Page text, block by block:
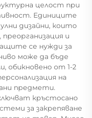
целост при
Единиците
дизайни, които
и
се нужди за
може да бъде
обикновено от 1-2
на
предмети.
кръстосано
за закрепяване